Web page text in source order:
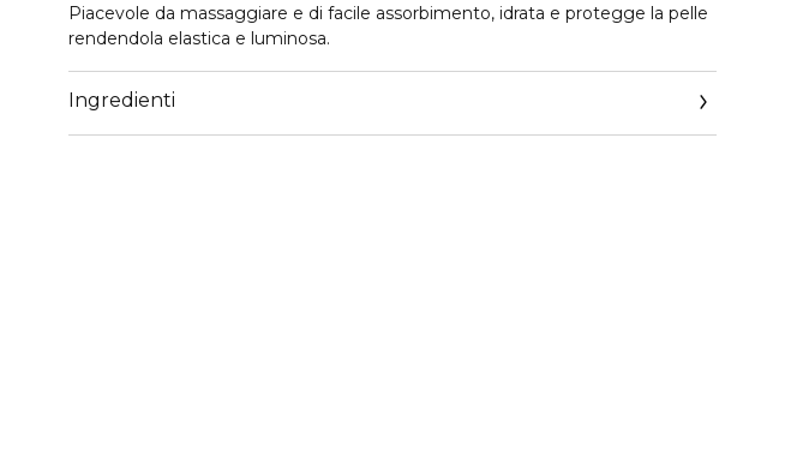
Piacevole da massaggiare e di facile assorbimento, idrata e protegge la pelle
rendendola elastica e luminosa.
Ingredienti